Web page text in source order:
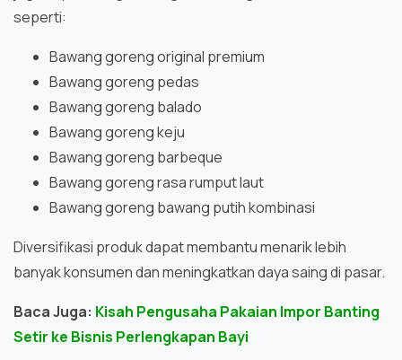
seperti:
Bawang goreng original premium
Bawang goreng pedas
Bawang goreng balado
Bawang goreng keju
Bawang goreng barbeque
Bawang goreng rasa rumput laut
Bawang goreng bawang putih kombinasi
Diversifikasi produk dapat membantu menarik lebih
banyak konsumen dan meningkatkan daya saing di pasar.
Baca Juga: Kisah Pengusaha Pakaian Impor Banting
Setir ke Bisnis Perlengkapan Bayi